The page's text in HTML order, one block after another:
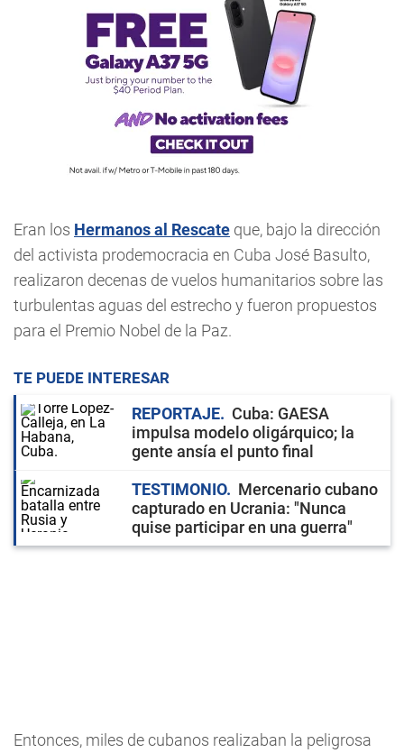
Eran los Hermanos al Rescate que, bajo la dirección
del activista prodemocracia en Cuba José Basulto,
realizaron decenas de vuelos humanitarios sobre las
turbulentas aguas del estrecho y fueron propuestos
para el Premio Nobel de la Paz.
TE PUEDE INTERESAR
REPORTAJE
Cuba: GAESA
impulsa modelo oligárquico; la
gente ansía el punto final
TESTIMONIO
Mercenario cubano
capturado en Ucrania: "Nunca
quise participar en una guerra"
Entonces, miles de cubanos realizaban la peligrosa